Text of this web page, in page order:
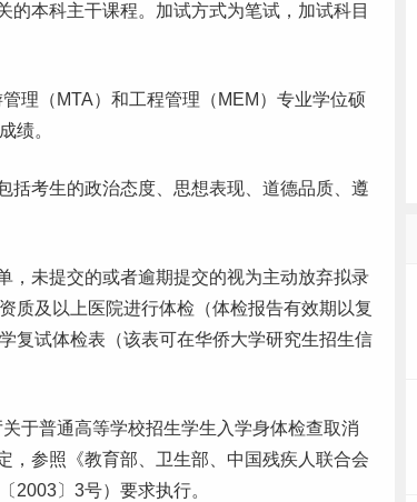
的本科主干课程。加试方式为笔试，加试科目
理（MTA）和工程管理（MEM）专业学位硕
绩。
括考生的政治态度、思想表现、道德品质、遵
，未提交的或者逾期提交的视为主动放弃拟录
质及以上医院进行体检（体检报告有效期以复
复试体检表（该表可在华侨大学研究生招生信
于普通高等学校招生学生入学身体检查取消
，参照《教育部、卫生部、中国残疾人联合会
2003〕3号）要求执行。